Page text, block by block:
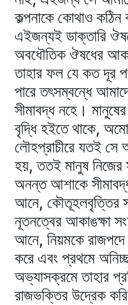
কল্পনাকে কোথাও কঠিন
এইজন্যই ডাক্তারি
অবধৌতিক ঔষধের
তাহার ফল যে কত দূর
পারে তৎসম্বন্ধে
সীমাবদ্ধ নহে।
বৃদ্ধি হইতে থাকে,
লৌহপ্রাচীরে যতই সে
হয়, ততই মানুষ নিজের
অনন্ত আশাকে
আনে, কৌতূহলবৃত্তির
নূতনত্বের আকাঙক্ষা
আনে, নিয়মকে রাজপদে
করে এবং প্রথমে
অভ্যাসক্রমে তাহার
রাজভক্তির উদ্রেক